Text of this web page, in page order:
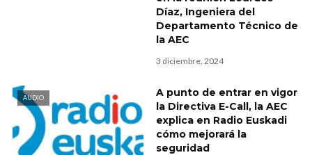
Díaz, Ingeniera del
Departamento Técnico de
la AEC
3 diciembre, 2024
AUDIO
A punto de entrar en vigor
la Directiva E-Call, la AEC
explica en Radio Euskadi
cómo mejorará la
seguridad